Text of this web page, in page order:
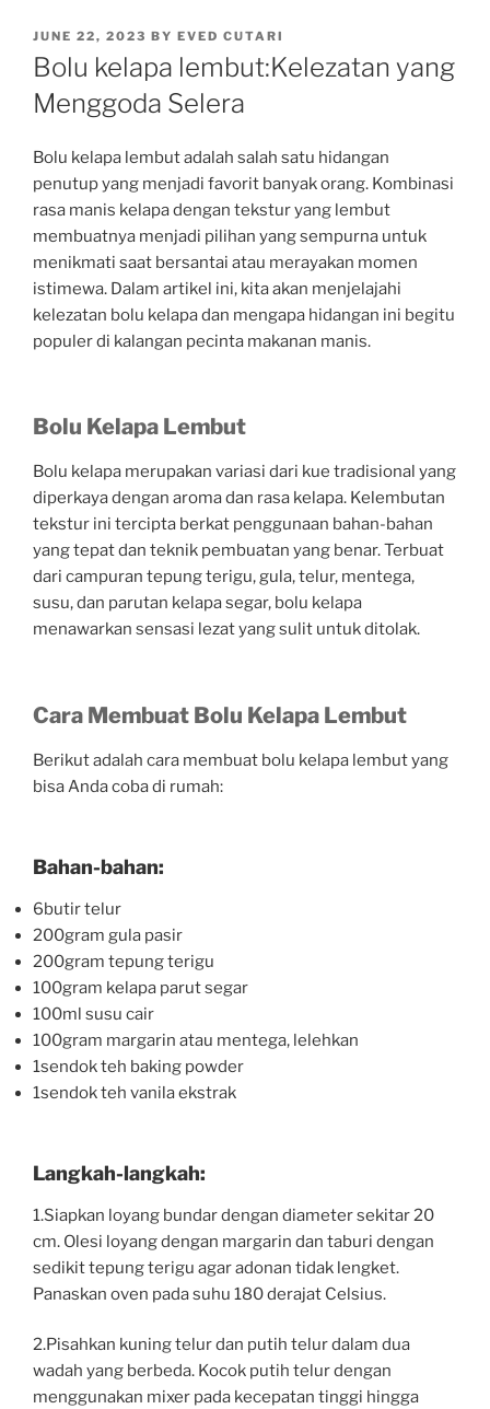
POSTED
ON
JUNE 22, 2023 BY EVED CUTARI
Bolu kelapa lembut:Kelezatan yang
Menggoda Selera
Bolu kelapa lembut adalah salah satu hidangan
penutup yang menjadi favorit banyak orang. Kombinasi
rasa manis kelapa dengan tekstur yang lembut
membuatnya menjadi pilihan yang sempurna untuk
menikmati saat bersantai atau merayakan momen
istimewa. Dalam artikel ini, kita akan menjelajahi
kelezatan bolu kelapa dan mengapa hidangan ini begitu
populer di kalangan pecinta makanan manis.
Bolu Kelapa Lembut
Bolu kelapa merupakan variasi dari kue tradisional yang
diperkaya dengan aroma dan rasa kelapa. Kelembutan
tekstur ini tercipta berkat penggunaan bahan-bahan
yang tepat dan teknik pembuatan yang benar. Terbuat
dari campuran tepung terigu, gula, telur, mentega,
susu, dan parutan kelapa segar, bolu kelapa
menawarkan sensasi lezat yang sulit untuk ditolak.
Cara Membuat Bolu Kelapa Lembut
Berikut adalah cara membuat bolu kelapa lembut yang
bisa Anda coba di rumah:
Bahan-bahan:
6butir telur
200gram gula pasir
200gram tepung terigu
100gram kelapa parut segar
100ml susu cair
100gram margarin atau mentega, lelehkan
1sendok teh baking powder
1sendok teh vanila ekstrak
Langkah-langkah:
1.Siapkan loyang bundar dengan diameter sekitar 20
cm. Olesi loyang dengan margarin dan taburi dengan
sedikit tepung terigu agar adonan tidak lengket.
Panaskan oven pada suhu 180 derajat Celsius.
2.Pisahkan kuning telur dan putih telur dalam dua
wadah yang berbeda. Kocok putih telur dengan
menggunakan mixer pada kecepatan tinggi hingga